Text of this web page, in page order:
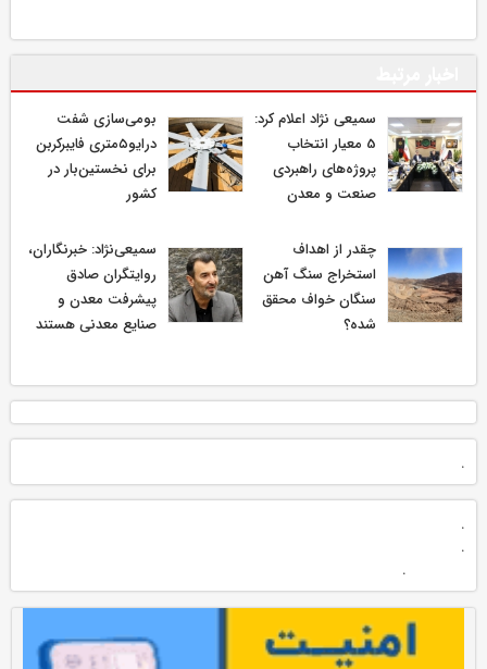
سمیعی‌ نژاد اعلام کرد:
5 معیار انتخاب
پروژه‌های راهبردی
صنعت و معدن
بومی‌سازی شفت
درایو۵متری فایبرکربن
برای نخستین‌بار در
کشور
چقدر از اهداف
استخراج سنگ آهن
سنگان خواف محقق
شده؟
سمیعی‌نژاد: خبرنگاران،
روایتگران صادق
پیشرفت معدن و
صنایع معدنی هستند
.
.
.
.